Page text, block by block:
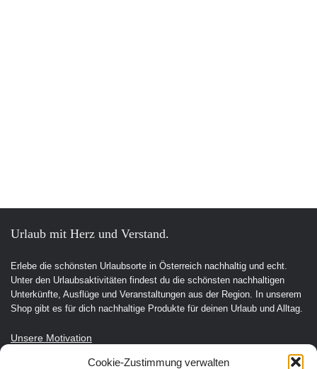
Cookie-Zustimmung verwalten
Urlaub mit Herz und Verstand.
Erlebe die schönsten Urlaubsorte in Österreich nachhaltig und echt.
Unter den Urlaubsaktivitäten findest du die schönsten nachhaltigen
Unterkünfte, Ausflüge und Veranstaltungen aus der Region. In unserem
Shop gibt es für dich nachhaltige Produkte für deinen Urlaub und Alltag.
Unsere Motivation